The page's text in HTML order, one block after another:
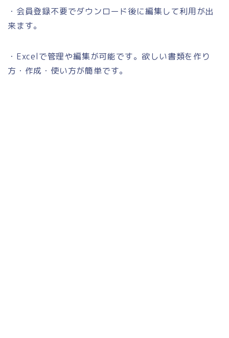
・会員登録不要でダウンロード後に編集して利用が出
来ます。
・Excelで管理や編集が可能です。欲しい書類を作り
方・作成・使い方が簡単です。